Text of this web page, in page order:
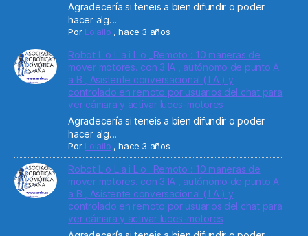
Agradecería si teneis a bien difundir o poder
hacer alg...
Por Lolailo ,hace 3 años
Robot L o L a i L o _Remoto : 10 maneras de
mover motores. con 3 IA , autónomo de punto A
a B , Asistente conversacional ( I A ) y
controlado en remoto por usuarios del chat para
ver cámara y activar luces-motores
Agradecería si teneis a bien difundir o poder
hacer alg...
Por Lolailo ,hace 3 años
Robot L o L a i L o _Remoto : 10 maneras de
mover motores. con 3 IA , autónomo de punto A
a B , Asistente conversacional ( I A ) y
controlado en remoto por usuarios del chat para
ver cámara y activar luces-motores